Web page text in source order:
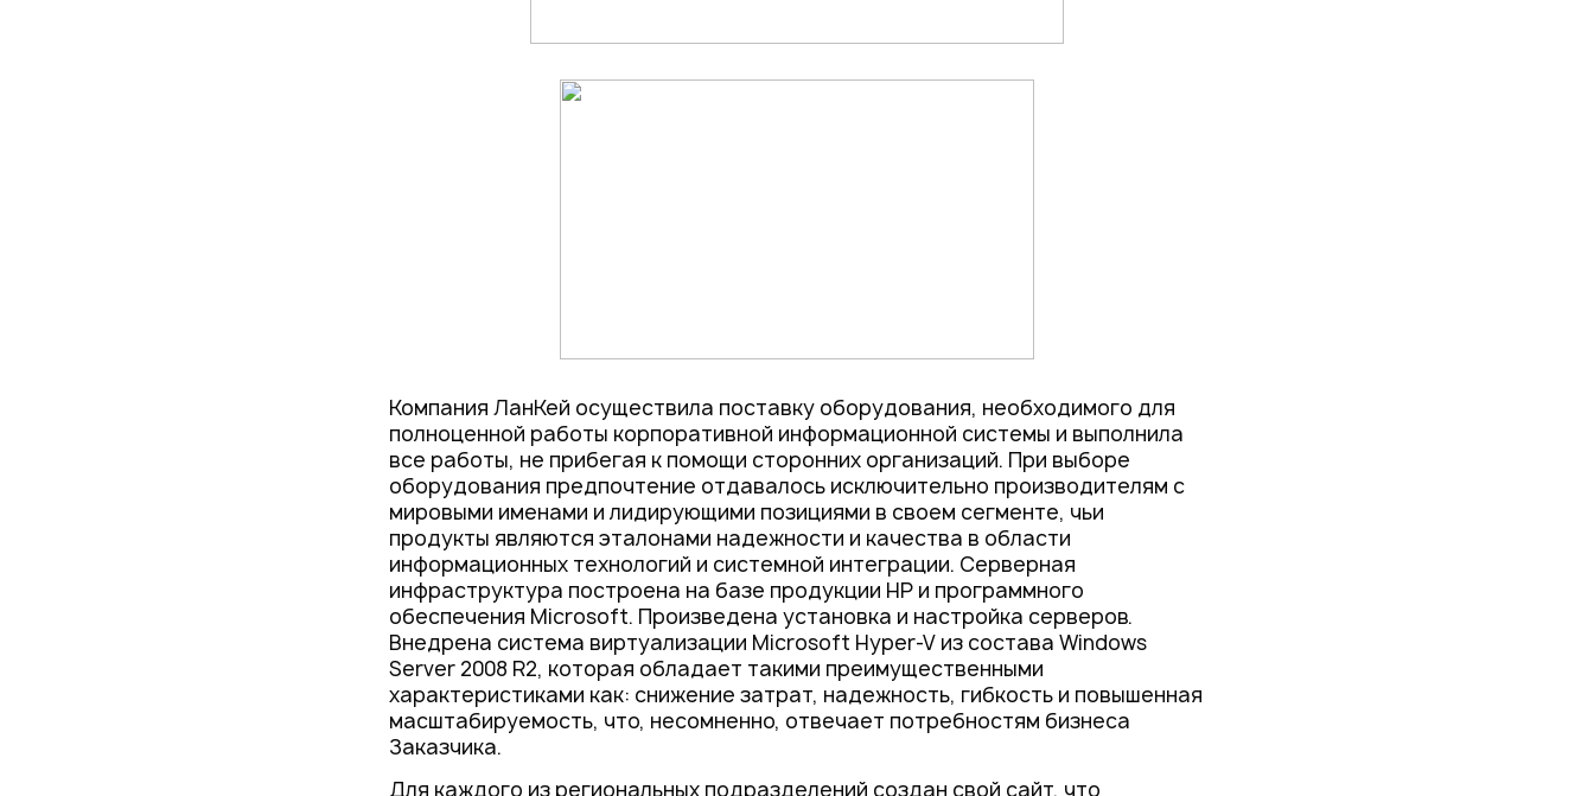
Компания ЛанКей осуществила поставку оборудования, необходимого для
полноценной работы корпоративной информационной системы и выполнила
все работы, не прибегая к помощи сторонних организаций. При выборе
оборудования предпочтение отдавалось исключительно производителям с
мировыми именами и лидирующими позициями в своем сегменте, чьи
продукты являются эталонами надежности и качества в области
информационных технологий и системной интеграции. Серверная
инфраструктура построена на базе продукции HP и программного
обеспечения Microsoft. Произведена установка и настройка серверов.
Внедрена система виртуализации Microsoft Hyper-V из состава Windows
Server 2008 R2, которая обладает такими преимущественными
характеристиками как: снижение затрат, надежность, гибкость и повышенная
масштабируемость, что, несомненно, отвечает потребностям бизнеса
Заказчика.
Для каждого из региональных подразделений создан свой сайт, что